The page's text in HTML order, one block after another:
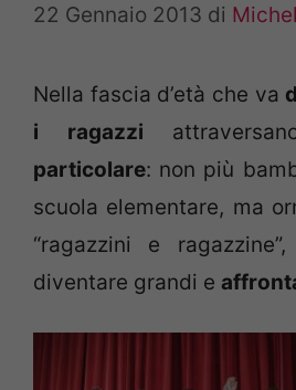
22 Gennaio 2013 di
Nella fascia d’età che va
i ragazzi
particolare: non più
scuola elementare, ma
“ragazzini e
diventare grandi e